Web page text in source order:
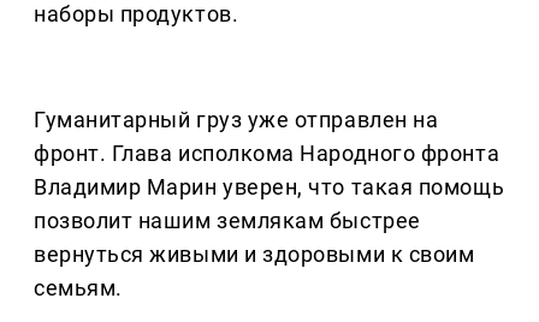
наборы продуктов.
Гуманитарный груз уже отправлен на
фронт. Глава исполкома Народного фронта
Владимир Марин уверен, что такая помощь
позволит нашим землякам быстрее
вернуться живыми и здоровыми к своим
семьям.